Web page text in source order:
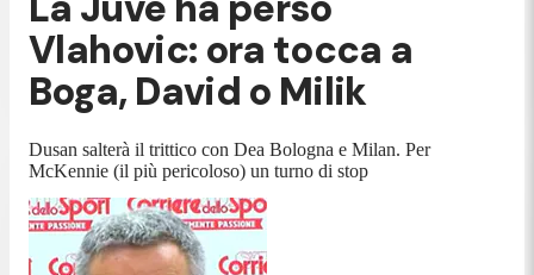
Vlahovic: ora tocca a
Boga, David o Milik
Dusan salterà il trittico con Dea Bologna e Milan. Per
McKennie (il più pericoloso) un turno di stop